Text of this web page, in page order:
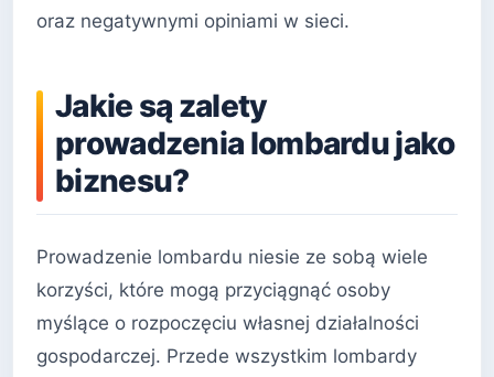
oraz negatywnymi opiniami w sieci.
Jakie są zalety
prowadzenia lombardu jako
biznesu?
Prowadzenie lombardu niesie ze sobą wiele
korzyści, które mogą przyciągnąć osoby
myślące o rozpoczęciu własnej działalności
gospodarczej. Przede wszystkim lombardy